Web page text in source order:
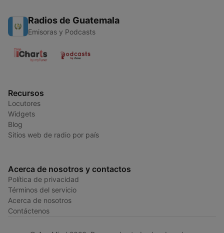
Radios de Guatemala
Emisoras y Podcasts
Recursos
Locutores
Widgets
Blog
Sitios web de radio por país
Acerca de nosotros y contactos
Política de privacidad
Términos del servicio
Acerca de nosotros
Contáctenos